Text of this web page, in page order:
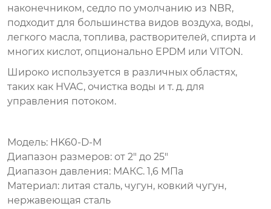
наконечником, седло по умолчанию из NBR,
подходит для большинства видов воздуха, воды,
легкого масла, топлива, растворителей, спирта и
многих кислот, опционально EPDM или VITON.
Широко используется в различных областях,
таких как HVAC, очистка воды и т. д. для
управления потоком.
Модель: HK60-D-M
Диапазон размеров: от 2″ до 25″
Диапазон давления: МАКС. 1,6 МПа
Материал: литая сталь, чугун, ковкий чугун,
нержавеющая сталь